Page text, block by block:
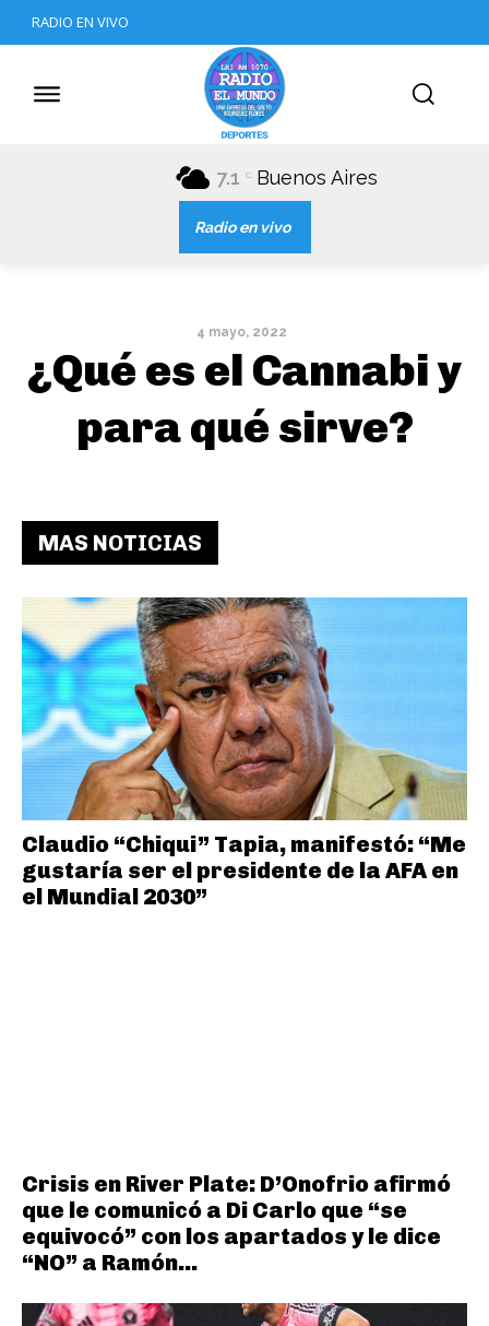
RADIO EN VIVO
7.1 C Buenos Aires
Radio en vivo
4 mayo, 2022
¿Qué es el Cannabi y
para qué sirve?
MAS NOTICIAS
Claudio “Chiqui” Tapia, manifestó: “Me
gustaría ser el presidente de la AFA en
el Mundial 2030”
Crisis en River Plate: D’Onofrio afirmó
que le comunicó a Di Carlo que “se
equivocó” con los apartados y le dice
“NO” a Ramón...